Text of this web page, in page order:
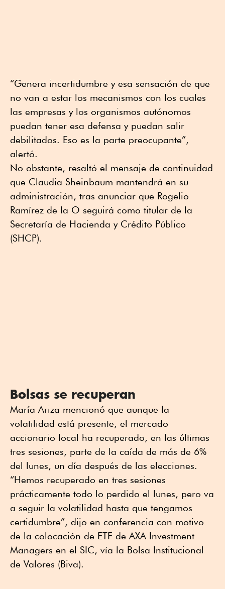
“Genera incertidumbre y esa sensación de que
no van a estar los mecanismos con los cuales
las empresas y los organismos autónomos
puedan tener esa defensa y puedan salir
debilitados. Eso es la parte preocupante”,
alertó.
No obstante, resaltó el mensaje de continuidad
que Claudia Sheinbaum mantendrá en su
administración, tras anunciar que Rogelio
Ramírez de la O seguirá como titular de la
Secretaría de Hacienda y Crédito Público
(SHCP).
Bolsas se recuperan
María Ariza mencionó que aunque la
volatilidad está presente, el mercado
accionario local ha recuperado, en las últimas
tres sesiones, parte de la caída de más de 6%
del lunes, un día después de las elecciones.
“Hemos recuperado en tres sesiones
prácticamente todo lo perdido el lunes, pero va
a seguir la volatilidad hasta que tengamos
certidumbre”, dijo en conferencia con motivo
de la colocación de ETF de AXA Investment
Managers en el SIC, vía la Bolsa Institucional
de Valores (Biva).